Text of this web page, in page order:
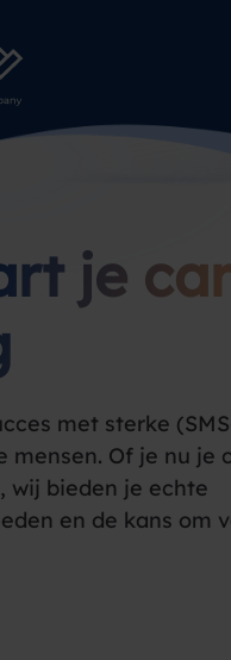
je
met sterke
mensen. Of je nu je
wij bieden je echte
en de kans om